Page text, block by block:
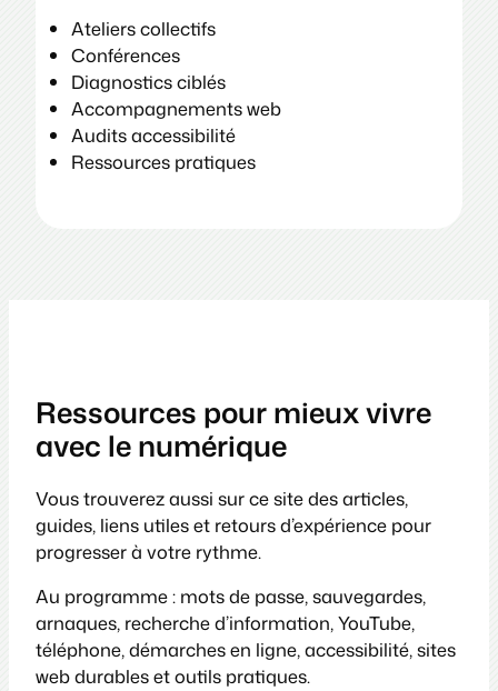
Ateliers collectifs
Conférences
Diagnostics ciblés
Accompagnements web
Audits accessibilité
Ressources pratiques
Ressources pour mieux vivre
avec le numérique
Vous trouverez aussi sur ce site des articles,
guides, liens utiles et retours d’expérience pour
progresser à votre rythme.
Au programme : mots de passe, sauvegardes,
arnaques, recherche d’information, YouTube,
téléphone, démarches en ligne, accessibilité, sites
web durables et outils pratiques.